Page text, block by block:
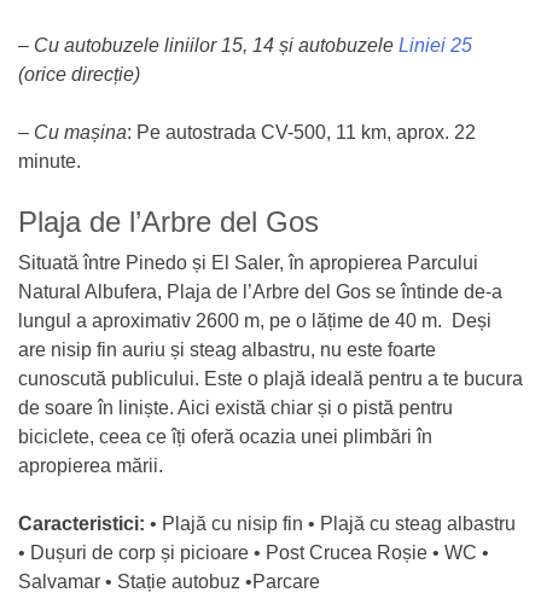
– Cu autobuzele liniilor 15, 14 și autobuzele Liniei 25
(orice direcție)
– Cu mașina: Pe autostrada CV-500, 11 km, aprox. 22
minute.
Plaja de l’Arbre del Gos
Situată între Pinedo și El Saler, în apropierea Parcului
Natural Albufera, Plaja de l’Arbre del Gos se întinde de-a
lungul a aproximativ 2600 m, pe o lățime de 40 m. Deși
are nisip fin auriu și steag albastru, nu este foarte
cunoscută publicului. Este o plajă ideală pentru a te bucura
de soare în liniște. Aici există chiar și o pistă pentru
biciclete, ceea ce îți oferă ocazia unei plimbări în
apropierea mării.
Caracteristici: • Plajă cu nisip fin • Plajă cu steag albastru
• Dușuri de corp și picioare • Post Crucea Roșie • WC •
Salvamar • Stație autobuz •Parcare